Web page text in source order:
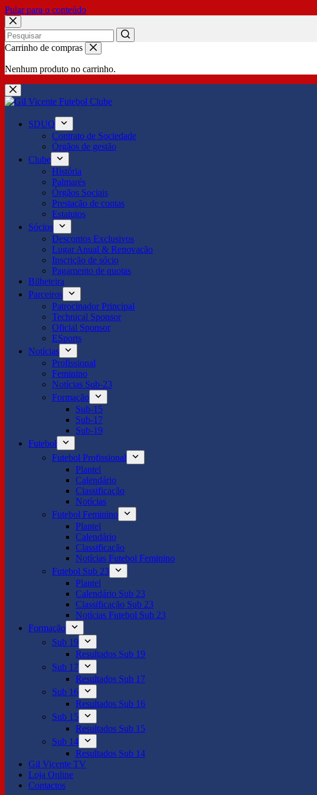
Pular para o conteúdo
No
Carrinho de compras
Nenhum produto no carrinho.
SDUQ
Contrato de Sociedade
Órgãos de gestão
Clube
História
Palmarés
Órgãos Sociais
Prestação de contas
Estatutos
Sócios
Descontos Exclusivos
Lugar Anual & Renovação
Inscrição de sócio
Pagamento de quotas
Bilheteira
Parceiros
Patrocinador Principal
Technical Sponsor
Oficial Sponsor
ESports
Notícias
Profissional
Feminino
Notícias Sub-23
Formação
Sub-15
Sub-17
Sub-19
Futebol
Futebol Profissional
Plantel
Calendário
Classificação
Notícias
Futebol Feminino
Plantel
Calendário
Classificação
Notícias Futebol Feminino
Futebol Sub 23
Plantel
Calendário Sub 23
Classificação Sub 23
Notícias Futebol Sub 23
Formação
Sub 19
Resultados Sub 19
Sub 17
Resultados Sub 17
Sub 16
Resultados Sub 16
Sub 15
Resultados Sub 15
Sub 14
Resultados Sub 14
Gil Vicente TV
Loja Online
Contactos